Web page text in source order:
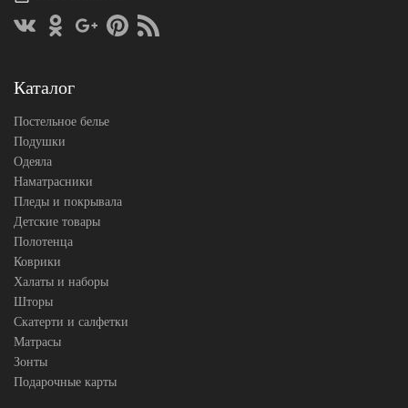
Размер
180х230
Каталог
Постельное белье
Подушки
Одеяла
Наматрасники
Пледы и покрывала
Детские товары
Полотенца
Коврики
Халаты и наборы
Шторы
Скатерти и салфетки
Матрасы
Зонты
Подарочные карты